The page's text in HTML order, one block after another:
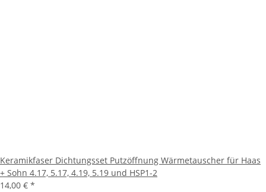
Keramikfaser Dichtungsset Putzöffnung Wärmetauscher für Haas
+ Sohn 4.17, 5.17, 4.19, 5.19 und HSP1-2
14,00 € *